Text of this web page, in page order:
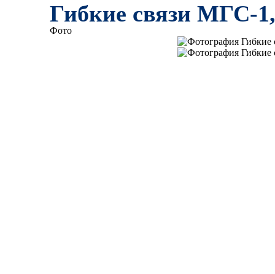
Гибкие связи МГС-
Фото